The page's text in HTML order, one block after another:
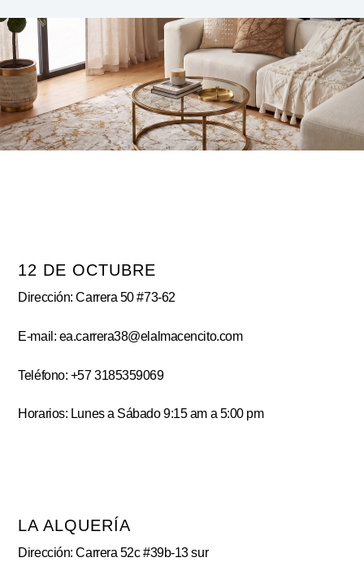
12 DE OCTUBRE
Dirección: Carrera 50 #73-62
E-mail: ea.carrera38@elalmacencito.com
Teléfono: +57 3185359069
Horarios: Lunes a Sábado 9:15 am a 5:00 pm
LA ALQUERÍA
Dirección: Carrera 52c #39b-13 sur